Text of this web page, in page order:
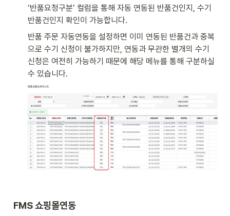
‘반품요청구분’ 컬럼을 통해 자동 연동된 반품건인지, 수기
반품건인지 확인이 가능합니다.
반품 주문 자동연동을 설정하면 이미 연동된 반품건과 중복
으로 수기 신청이 불가하지만, 연동과 무관한 별개의 수기
신청은 여전히 가능하기 때문에 해당 메뉴를 통해 구분하실
수 있습니다.
FMS 쇼핑몰연동